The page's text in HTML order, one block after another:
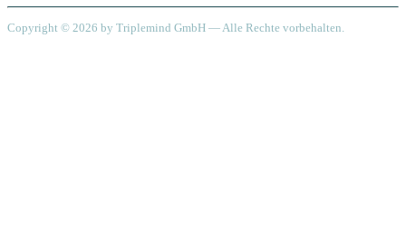
Copyright © 2026 by Triplemind GmbH — Alle Rechte vorbehalten.